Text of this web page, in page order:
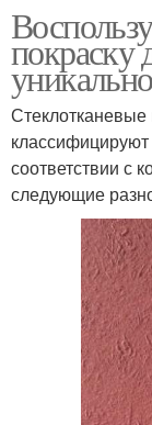
покраску
Стеклотканевые
соответствии с
следующие